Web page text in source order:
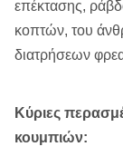
επέκτασης,
κοπτών, του
διατρήσεων
Κύριες
κουμπιών: